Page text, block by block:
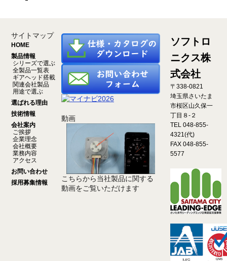
サイトマップ
HOME
製品情報
シリーズで選ぶ
全製品一覧表
ギアヘッド搭載
関連会社製品
用途で選ぶ
選ばれる理由
技術情報
会社案内
ご挨拶
企業理念
会社概要
業務内容
アクセス
お問い合わせ
採用募集情報
動画
こちらから当社製品に関する
動画をご覧いただけます
ソフトロ
ニクス株
式会社
〒338-0821
埼玉県さいたま
市桜区山久保一
丁目８-２
TEL 048-855-
4321(代)
FAX 048-855-
5577